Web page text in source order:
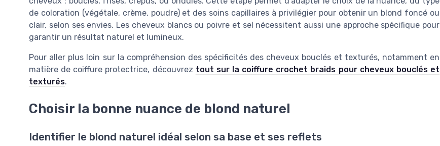
de coloration (végétale, crème, poudre) et des soins capillaires à privilégier pour obtenir un blond foncé ou
clair, selon ses envies. Les cheveux blancs ou poivre et sel nécessitent aussi une approche spécifique pour
garantir un résultat naturel et lumineux.
Pour aller plus loin sur la compréhension des spécificités des cheveux bouclés et texturés, notamment en
matière de coiffure protectrice, découvrez tout sur la coiffure crochet braids pour cheveux bouclés et
texturés.
Choisir la bonne nuance de blond naturel
Identifier le blond naturel idéal selon sa base et ses reflets